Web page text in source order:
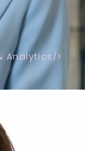
Analytics